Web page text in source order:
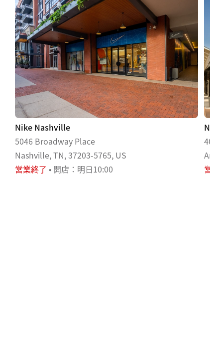
Nike Nashville
5046 Broadway Place
Nashville, TN, 37203-5765, US
営業終了 • 開店：明日10:00
営業